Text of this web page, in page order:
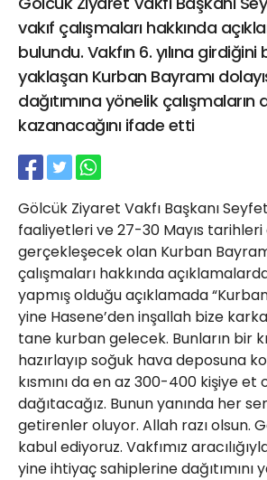
vakıf çalışmaları hakkında
bulundu. Vakfın 6. yılına
yaklaşan Kurban Bayramı
dağıtımına yönelik çalışmaların
kazanacağını ifade etti
Gölcük Ziyaret Vakfı Başkanı
faaliyetleri ve 27-30 Mayıs tarihleri
gerçekleşecek olan Kurban
çalışmaları hakkında
yapmış olduğu açıklamada
yine Hasene’den inşallah bize
tane kurban gelecek. Bunların bir
hazırlayıp soğuk hava deposuna
kısmını da en az 300-400 kişiye et
dağıtacağız. Bunun yanında her
getirenler oluyor. Allah razı olsun.
kabul ediyoruz. Vakfımız
yine ihtiyaç sahiplerine dağıtımını
21 Gölcük